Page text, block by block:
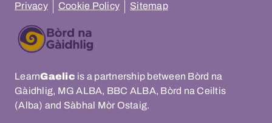
Privacy Cookie Policy Sitemap
LearnGaelic is a partnership between Bòrd na
Gàidhlig, MG ALBA, BBC ALBA, Bòrd na Ceiltis
(Alba) and Sàbhal Mòr Ostaig.